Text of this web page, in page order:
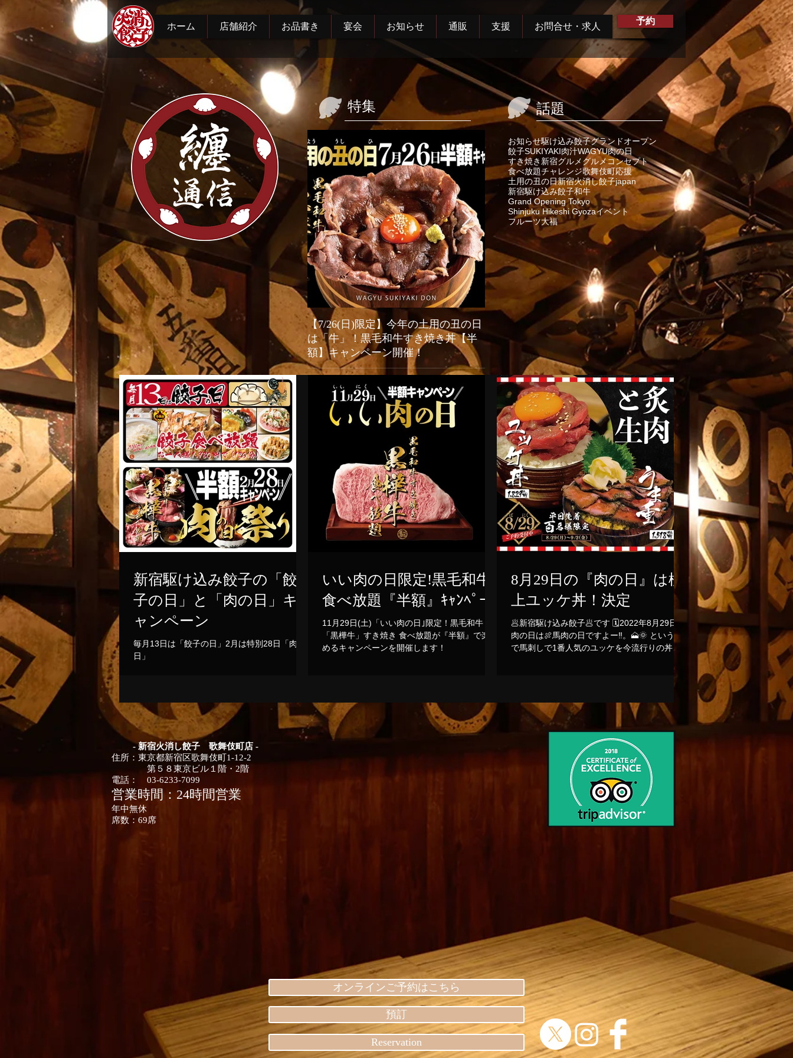
ホーム 店舗紹介 お品書き 宴会 お知らせ 通販 支援 お問合せ・求人
予約
纏
通信
特集
【7/26(日)限定】今年の土用の丑の日
は「牛」！黒毛和牛すき焼き丼【半
額】キャンペーン開催！
今年の「土用の丑の日」はうなぎではなく「牛」でスタ
の1日限定で、当店大人気メニュー「黒樺牛（くろはな
ぎゅう）すき焼き丼」の驚愕の半額キャンペーンを開催
いたします。九州の大自然で育った最高級黒毛和牛のと
ろけるようなお肉に、特製の甘辛い割下、さらに栄養価
抜群の濃厚な高級卵「龍のたまご」が絡み合う極上の一
杯。通常1,980円（税抜）のところ、この日だけはなん
と特別価格の990円（税抜）でご提供！1,000円を切る
価格で最高級和牛を堪能できる奇跡のチャンスです。提
灯が灯る江戸情緒あふれる活気ある店内で、お祭り気分
を味わいながら絶品和牛を頬張る非日常体験をお楽しみ
ください。当日は大変な混雑や完売が予想されますの
で、食べログからの事前予約を強くおすすめいたしま
2026年6月1日グランドリニューアル
オープン！
新宿駆け込み餃子は、2026年6月1日より『新宿火消し
餃子（Shinjuku Hikeshi Gyoza）』へと屋号を一新し、
グランドリニューアルオープンいたします！これに伴
い、店舗改装工事のため5月25日（月）〜5月31日
（日）の期間を臨時休業とさせていただきます。新しく
生まれ変わる店舗でも、名物の肉汁溢れるジューシーな
餃子や人気の日本文化体験メニュー（フルーツ大福・抹
茶体験）はさらにパワーアップして継続いたします。多
言語対応および各種キャッシュレス決済も完全推奨し、
国内外の皆様に安心と感動をお届けします！ [Notice]
Shinjuku Kakekomi Gyoza is rebranding as "Shinjuku
Hikeshi Gyoza" on June 1st, 2026! The restaurant will
be temporarily closed for renovations from May 25th to
May 31st. Online reservations remain open 24/7. We s
11周年の感謝を込めて駆
ります❗️
おかげさまで11周年。歌舞伎町の夜を
灯火」として、私たちが信じる世界一
けてまいります。これまでの歩みと、こ
込めた大切なお知らせです。
話題
お知らせ駆け込み餃子グランドオープン
餃子SUKIYAKI肉汁WAGYU肉の日
すき焼き 新宿グルメグルメコンセプト
食べ放題チャレンジ歌舞伎町応援
土用の丑の日新宿火消し餃子japan
新宿駆け込み餃子和牛
Grand Opening Tokyo
Shinjuku Hikeshi Gyozaイベント
フルーツ大福
新宿駆け込み餃子の「餃
子の日」と「肉の日」キ
ャンペーン
毎月13日は「餃子の日」2月は特別28日「肉の
日」
いい肉の日限定!黒毛和牛
食べ放題『半額』ｷｬﾝﾍﾟｰﾝ
11月29日(土)「いい肉の日｣限定！黒毛和牛
「黒樺牛」すき焼き 食べ放題が『半額』で楽し
めるキャンペーンを開催します！
8月29日の『肉の日』は極
上ユッケ丼！決定
🥟新宿駆け込み餃子🥟です 🗓2022年8月29日の
肉の日は🍖馬肉の日ですよー‼️。🗻🌞 という事
で馬刺しで1番人気のユッケを今流行りの丼に
ならぬ 精力満点の💯『うま重』を是非是非堪能
- 新宿火消し餃子 歌舞伎町店 -
住所： 東京都新宿区歌舞伎町1-12-2
第５８東京ビル１階・2階
電話： 03-6233-7099
営業時間：24時間営業
年中無休
席数： ​69席
オンラインご予約はこちら
預訂
Reservation